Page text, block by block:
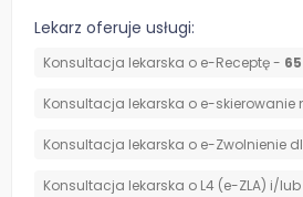
Lekarz oferuje usługi:
Konsultacja lekarska o e-Receptę - 65
Konsultacja lekarska o e-
Konsultacja lekarska o e-Zwolnienie
Konsultacja lekarska o L4 (e-ZLA) i/